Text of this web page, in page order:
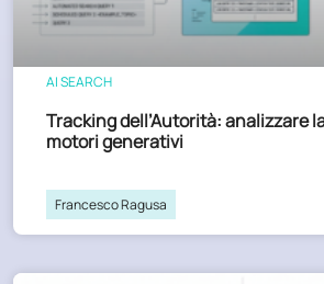
AI SEARCH
Tracking dell’Autorità: analizzare
motori generativi
Francesco Ragusa